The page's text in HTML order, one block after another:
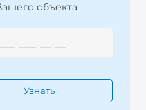
объекта